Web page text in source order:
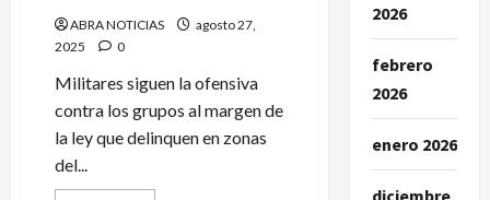
ABRA NOTICIAS
agosto 27,
2025
0
Militares siguen la ofensiva
contra los grupos al margen de
la ley que delinquen en zonas
del...
2026
febrero
2026
enero 2026
diciembre